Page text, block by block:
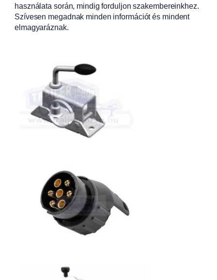
használata során, mindig forduljon szakembereinkhez.
Szívesen megadnak minden információt és mindent
elmagyaráznak.